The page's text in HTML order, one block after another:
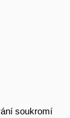
soukromí